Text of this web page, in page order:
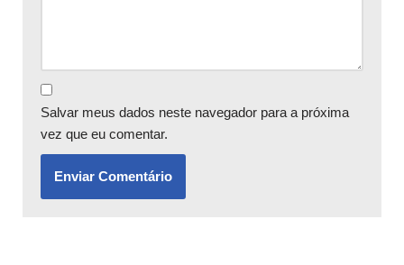
Salvar meus dados neste navegador para a próxima
vez que eu comentar.